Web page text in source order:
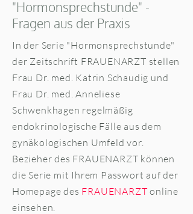
"Hormonsprechstunde" -
Fragen aus der Praxis
In der Serie "Hormonsprechstunde"
der Zeitschrift FRAUENARZT stellen
Frau Dr. med. Katrin Schaudig und
Frau Dr. med. Anneliese
Schwenkhagen regelmäßig
endokrinologische Fälle aus dem
gynäkologischen Umfeld vor.
​Bezieher des FRAUENARZT können
die Serie mit Ihrem Passwort auf der
Homepage des FRAUENARZT online
einsehen.